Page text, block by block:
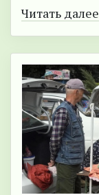
Читать далее